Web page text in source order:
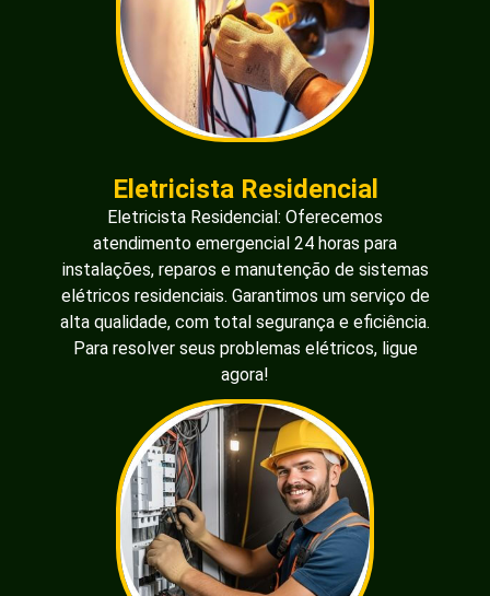
Eletricista Residencial
Eletricista Residencial: Oferecemos
atendimento emergencial 24 horas para
instalações, reparos e manutenção de sistemas
elétricos residenciais. Garantimos um serviço de
alta qualidade, com total segurança e eficiência.
Para resolver seus problemas elétricos, ligue
agora!